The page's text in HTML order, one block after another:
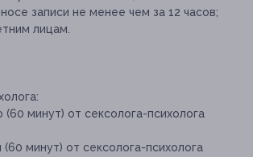
записи не менее чем за 12 часов;
лицам.
минут) от сексолога-психолога
минут) от сексолога-психолога